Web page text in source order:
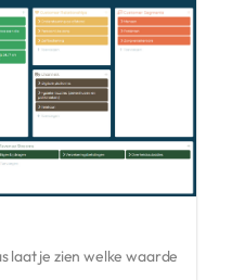
laat je zien welke waarde